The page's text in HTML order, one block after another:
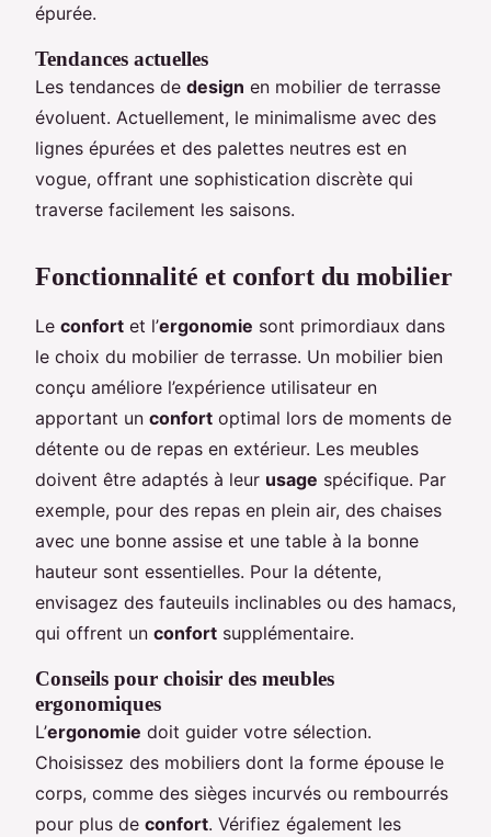
épurée.
Tendances actuelles
Les tendances de design en mobilier de terrasse
évoluent. Actuellement, le minimalisme avec des
lignes épurées et des palettes neutres est en
vogue, offrant une sophistication discrète qui
traverse facilement les saisons.
Fonctionnalité et confort du mobilier
Le confort et l’ergonomie sont primordiaux dans
le choix du mobilier de terrasse. Un mobilier bien
conçu améliore l’expérience utilisateur en
apportant un confort optimal lors de moments de
détente ou de repas en extérieur. Les meubles
doivent être adaptés à leur usage spécifique. Par
exemple, pour des repas en plein air, des chaises
avec une bonne assise et une table à la bonne
hauteur sont essentielles. Pour la détente,
envisagez des fauteuils inclinables ou des hamacs,
qui offrent un confort supplémentaire.
Conseils pour choisir des meubles
ergonomiques
L’ergonomie doit guider votre sélection.
Choisissez des mobiliers dont la forme épouse le
corps, comme des sièges incurvés ou rembourrés
pour plus de confort. Vérifiez également les